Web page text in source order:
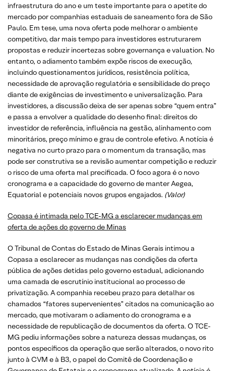
infraestrutura do ano e um teste importante para o apetite do
mercado por companhias estaduais de saneamento fora de São
Paulo. Em tese, uma nova oferta pode melhorar o ambiente
competitivo, dar mais tempo para investidores estruturarem
propostas e reduzir incertezas sobre governança e valuation. No
entanto, o adiamento também expõe riscos de execução,
incluindo questionamentos jurídicos, resistência política,
necessidade de aprovação regulatória e sensibilidade do preço
diante de exigências de investimento e universalização. Para
investidores, a discussão deixa de ser apenas sobre “quem entra”
e passa a envolver a qualidade do desenho final: direitos do
investidor de referência, influência na gestão, alinhamento com
minoritários, preço mínimo e grau de controle efetivo. A notícia é
negativa no curto prazo para o momentum da transação, mas
pode ser construtiva se a revisão aumentar competição e reduzir
o risco de uma oferta mal precificada. O foco agora é o novo
cronograma e a capacidade do governo de manter Aegea,
Equatorial e potenciais novos grupos engajados. (Valor)
Copasa é intimada pelo TCE-MG a esclarecer mudanças em
oferta de ações do governo de Minas
O Tribunal de Contas do Estado de Minas Gerais intimou a
Copasa a esclarecer as mudanças nas condições da oferta
pública de ações detidas pelo governo estadual, adicionando
uma camada de escrutínio institucional ao processo de
privatização. A companhia recebeu prazo para detalhar os
chamados “fatores supervenientes” citados na comunicação ao
mercado, que motivaram o adiamento do cronograma e a
necessidade de republicação de documentos da oferta. O TCE-
MG pediu informações sobre a natureza dessas mudanças, os
pontos específicos da operação que serão alterados, o novo rito
junto à CVM e à B3, o papel do Comitê de Coordenação e